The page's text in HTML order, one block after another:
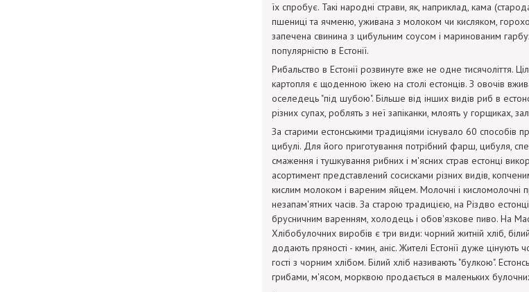
їх спробує. Такі народні страви, як, наприклад, кама
пшениці та ячменю, уживана з молоком чи кисляком,
запечена свинина з цибульним соусом і маринованим
популярністю в Естонії.
Рибальство в Естонії розвинуте вже не одне тисячоліття.
картопля є щоденною їжею на столі естонців. З овочів
оселедець "під шубою". Більше від інших видів риб в
різних супах, роблять з неї запіканки, млоять у
За старими естонськими традиціями існувало 60
цибулі. Для його приготування потрібний фарш, цибуля,
смаження і тушкування рибних і м'ясних страв естонці
асортимент представлений сосисками різних видів,
кислим молоком і вареним яйцем. Молочні і кисломолочні
незапам'ятних часів. За старою традицією, на Різдво
брусничним варенням, холодець і обов'язкове пиво. На
Хлібобулочних виробів є три види: чорний житній хліб,
додають пряності - кмин, аніс. Жителі Естонії дуже цінують
гості з чорним хлібом. Білий хліб називають "булкою".
грибами, м'ясом, морквою продається в маленьких